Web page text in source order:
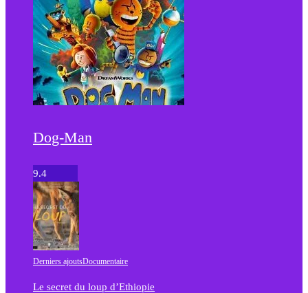
Dog-Man
9.4
Derniers ajoutsDocumentaire
Le secret du loup d’Ethiopie